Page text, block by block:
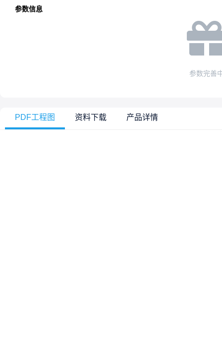
参数信息
参数完善
PDF工程图 资料下载 产品详情